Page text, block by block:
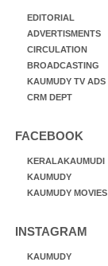
EDITORIAL
ADVERTISMENTS
CIRCULATION
BROADCASTING
KAUMUDY TV ADS
CRM DEPT
FACEBOOK
KERALAKAUMUDI
KAUMUDY
KAUMUDY MOVIES
INSTAGRAM
KAUMUDY